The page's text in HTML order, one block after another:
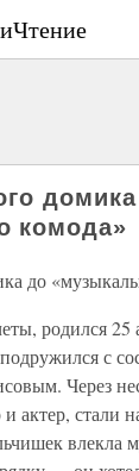
комода»
до
родился 25
с
Через
и актер, стали
влекла